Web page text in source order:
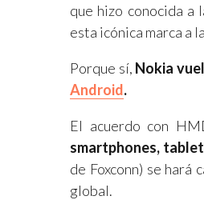
que hizo conocida a
esta icónica marca a
Porque sí, Nokia
Android.
El acuerdo con
smartphones,
de Foxconn) se
global.